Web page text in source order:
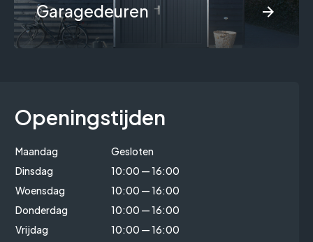
Garagedeuren
Openingstijden
Maandag
Gesloten
Dinsdag
10:00 — 16:00
Woensdag
10:00 — 16:00
Donderdag
10:00 — 16:00
Vrijdag
10:00 — 16:00